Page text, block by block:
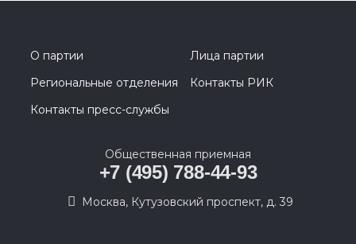
О партии
Лица партии
Региональные отделения
Контакты РИК
Контакты пресс-службы
Общественная приемная
+7 (495) 788-44-93
Москва, Кутузовский проспект, д. 39